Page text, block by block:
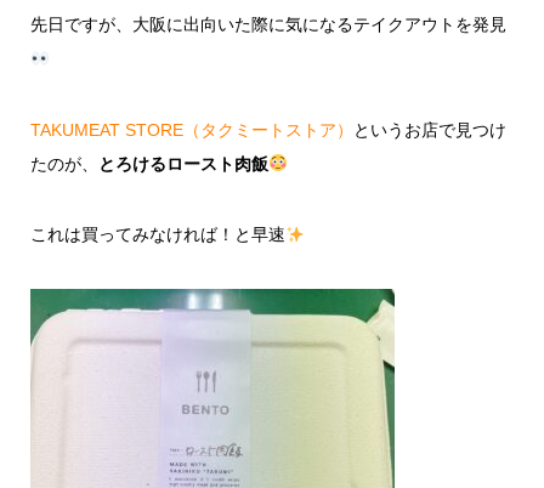
先日ですが、大阪に出向いた際に気になるテイクアウトを発見
TAKUMEAT STORE（タクミートストア）
というお店で見つけ
たのが、
とろけるロースト肉飯
これは買ってみなければ！と早速